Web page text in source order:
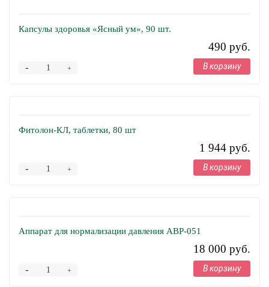
Капсулы здоровья «Ясный ум», 90 шт.
490 руб.
+
- В корзину
Фитолон-КЛ, таблетки, 80 шт
1 944 руб.
+
- В корзину
Аппарат для нормализации давления АВР-051
18 000 руб.
+
- В корзину